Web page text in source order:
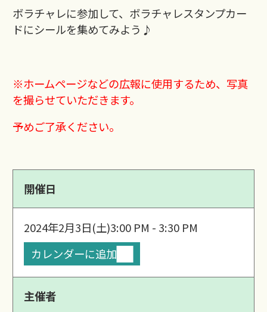
ボラチャレに参加して、ボラチャレスタンプカー
ドにシールを集めてみよう♪
※ホームページなどの広報に使用するため、写真
を撮らせていただきます。
予めご了承ください。
開催日
2024年2月3日(土)3:00 PM - 3:30 PM
カレンダーに追加
主催者